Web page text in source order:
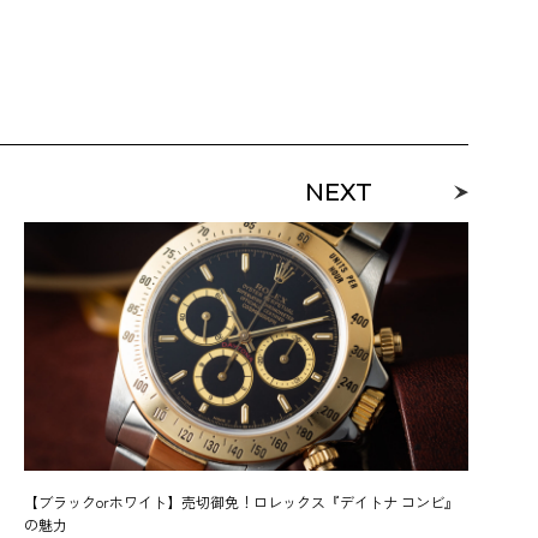
NEXT
【ブラックorホワイト】売切御免！ロレックス『デイトナ コンビ』
の魅力